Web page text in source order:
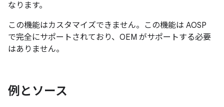
なります。
この機能はカスタマイズできません。この機能は AOSP
で完全にサポートされており、OEM がサポートする必要
はありません。
例とソース